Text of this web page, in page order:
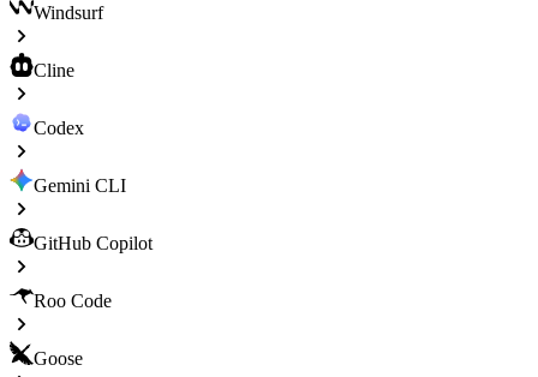
Windsurf
Cline
Codex
Gemini CLI
GitHub Copilot
Roo Code
Goose